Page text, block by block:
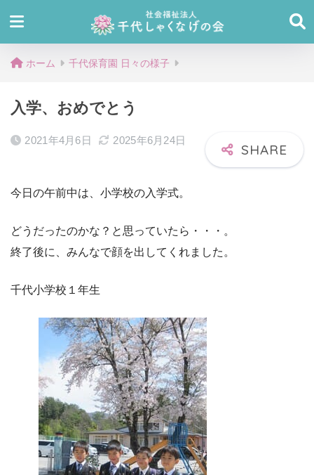
ホーム 千代保育園 日々の様子
入学、おめでとう
2021年4月6日 2025年6月24日
今日の午前中は、小学校の入学式。
どうだったのかな？と思っていたら・・・。
終了後に、みんなで顔を出してくれました。
千代小学校１年生